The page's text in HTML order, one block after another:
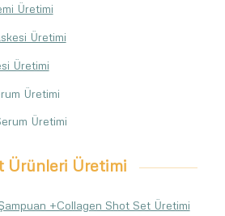
Üretimi
Üretimi
Üretimi
Üretimi
Üretimi
Ürünleri Üretimi
+Collagen Shot Set Üretimi